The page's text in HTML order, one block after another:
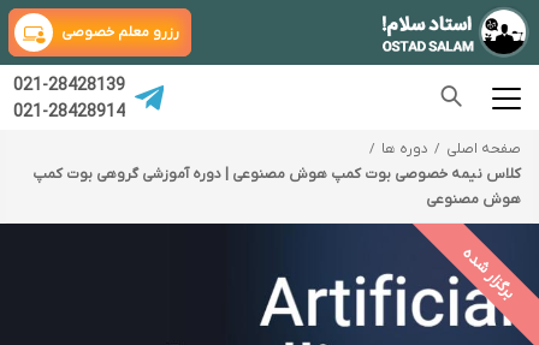
رزرو معلم خصوصی
021-28428139
021-28428914
صفحه اصلی
دوره ها
کلاس نیمه خصوصی بوت کمپ هوش مصنوعی | دوره آموزشی گروهی بوت کمپ
هوش مصنوعی
برگزار شده